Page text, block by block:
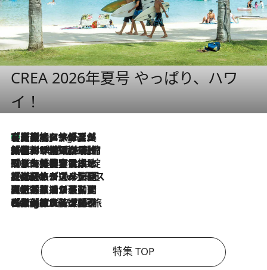
CREA 2026年夏号 やっぱり、ハワ
イ！
9 Hours Ago
【厳選旅コスメ】「多機能アイテムがメイン！」旅好き美容エディターが選んだ夏旅ベストコスメを発表【Mサイズジップ】
2026.8.6
「荷物が増えるほど旅ストレスは増す」美容ジャーナリストがたどり着いた最終結論。“化粧品を劇的に減らす”感動の凝縮美容とは
2026.8.6
「旅先には金髪ウィッグを持参」日本と同じメイクでは損してる!? 美容ジャーナリストが提案する“掟破りの旅美容”とは
2026.8.6
【厳選旅コスメ】「身軽さ＆UV対策重視！」ヘアアーティストshucoが選んだ夏旅ベストコスメを発表【Mサイズジップ】
2026.8.5
【厳選旅コスメ】国内をあちこち移動する河井菜摘が選んだ夏旅ベストコスメ発表！「リラックスアイテムはマスト」【Mサイズジップ】
2026.8.4
【厳選旅コスメ】「紫外線＆乾燥対策しながらメイク感も！」ヘア＆メイクGeorgeが選んだ夏旅ベストコスメを発表！【Mサイズジップ】
特集 TOP